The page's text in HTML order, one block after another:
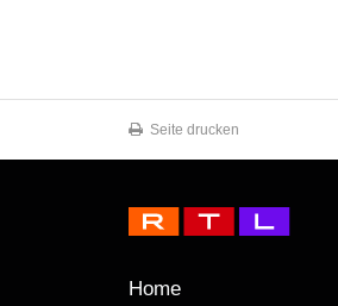
Seite drucken
Home